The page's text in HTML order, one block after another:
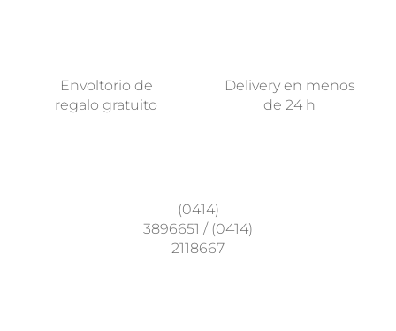
Envoltorio de
regalo gratuito
Delivery en menos
de 24 h
(0414)
3896651 / (0414)
2118667